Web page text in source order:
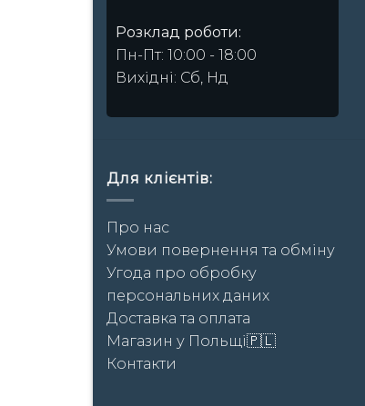
Розклад роботи:
Пн-Пт: 10:00 - 18:00
Вихідні: Сб, Нд
Для клієнтів:
Про нас
Умови повернення та обміну
Угода про обробку
персональних даних
Доставка та оплата
Магазин у Польщі🇵🇱
Контакти